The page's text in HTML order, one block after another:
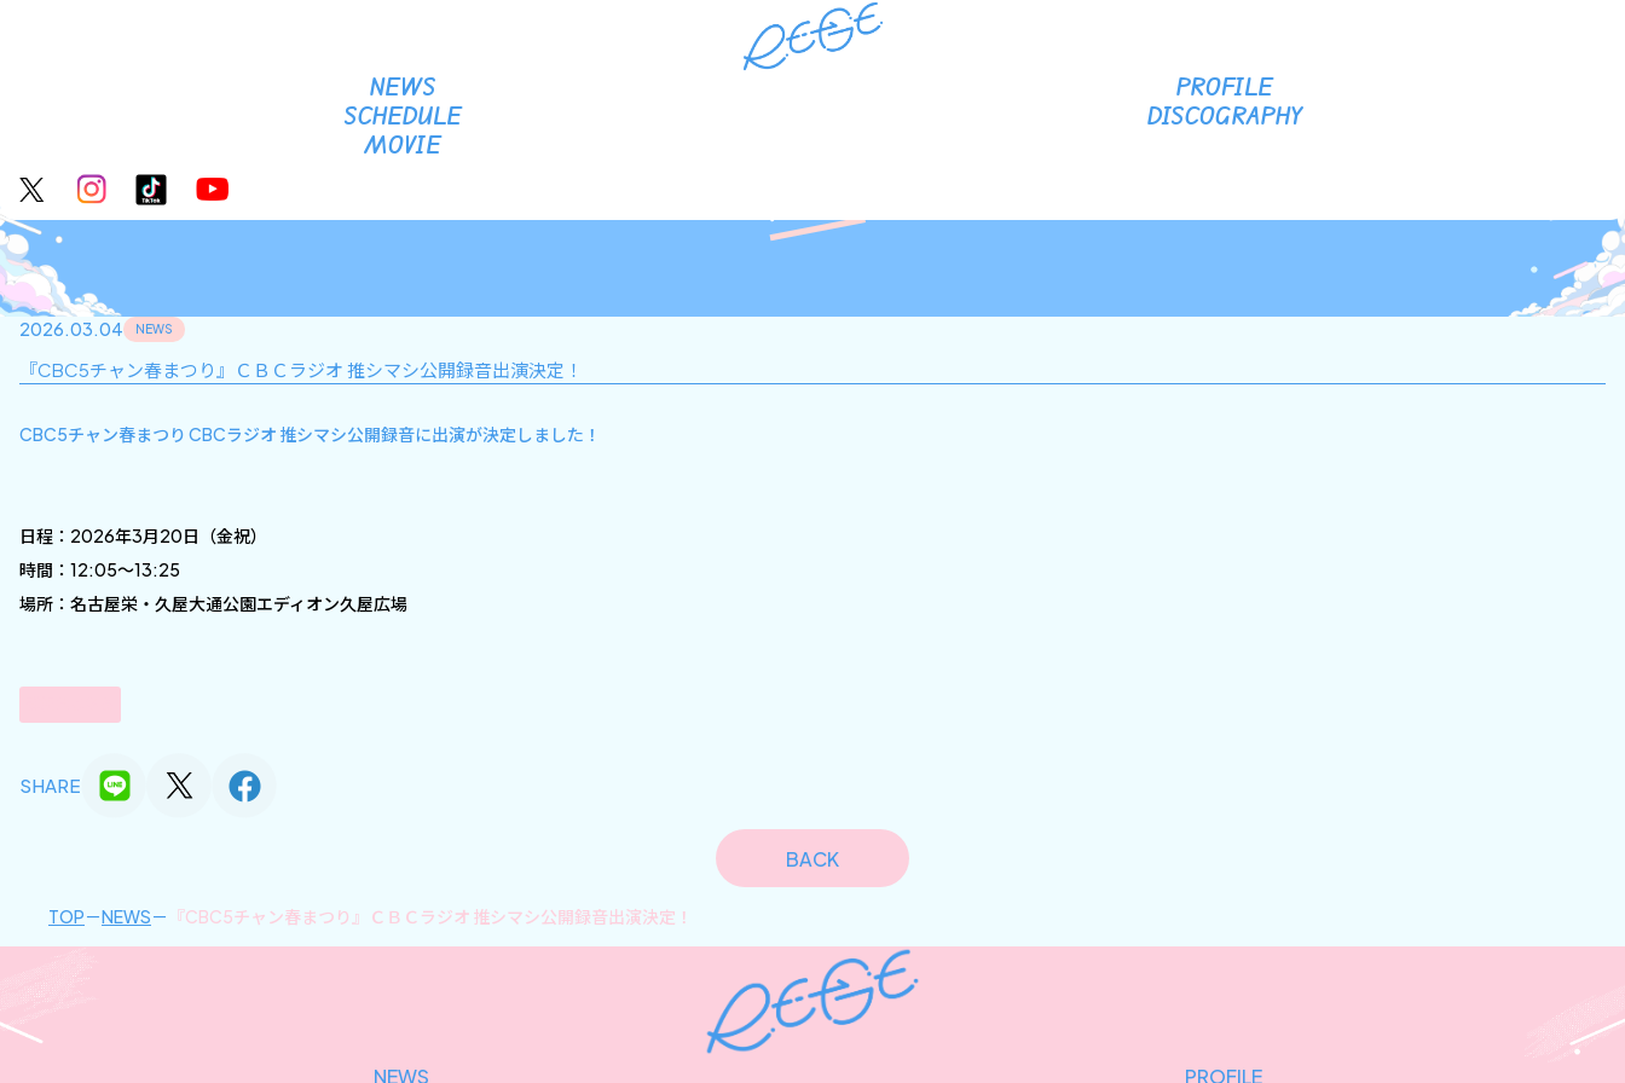
RE-GE Official site
NEWS
PROFILE
SCHEDULE
DISCOGRAPHY
MOVIE
News
2026.03.04 NEWS
『CBC5チャン春まつり』ＣＢＣラジオ 推シマシ公開録音出演決定！
CBC5チャン春まつり CBCラジオ 推シマシ公開録音に出演が決定しました！
日程：2026年3月20日（金祝）
時間：12:05〜13:25
場所：名古屋栄・久屋大通公園エディオン久屋広場
SHARE
BACK
TOP NEWS 『CBC5チャン春まつり』ＣＢＣラジオ 推シマシ公開録音出演決定！
NEWS PROFILE